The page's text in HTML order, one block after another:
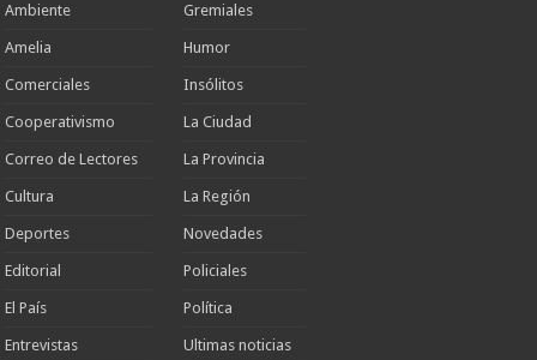
Ambiente
Amelia
Comerciales
Cooperativismo
Correo de Lectores
Cultura
Deportes
Editorial
El País
Entrevistas
Gremiales
Humor
Insólitos
La Ciudad
La Provincia
La Región
Novedades
Policiales
Política
Ultimas noticias